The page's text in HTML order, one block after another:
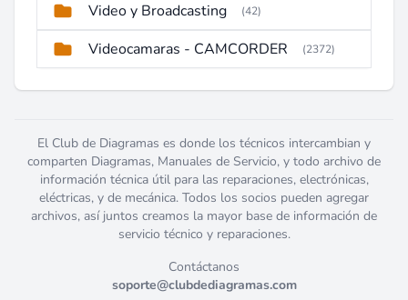
Video y Broadcasting (42)
Videocamaras - CAMCORDER (2372)
El Club de Diagramas es donde los técnicos intercambian y
comparten Diagramas, Manuales de Servicio, y todo archivo de
información técnica útil para las reparaciones, electrónicas,
eléctricas, y de mecánica. Todos los socios pueden agregar
archivos, así juntos creamos la mayor base de información de
servicio técnico y reparaciones.
Contáctanos
soporte@clubdediagramas.com